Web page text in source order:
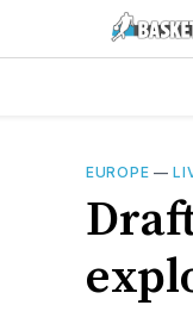
EUROPE —